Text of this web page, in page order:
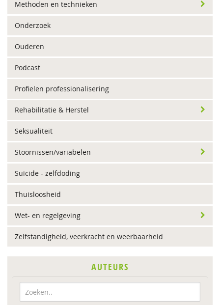
Methoden en technieken
Onderzoek
Ouderen
Podcast
Profielen professionalisering
Rehabilitatie & Herstel
Seksualiteit
Stoornissen/variabelen
Suïcide - zelfdoding
Thuisloosheid
Wet- en regelgeving
Zelfstandigheid, veerkracht en weerbaarheid
AUTEURS